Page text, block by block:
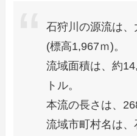
石狩川の源流は
(標高1,967ｍ)。
流域面積は、約
トル。
本流の長さは、
流域市町村名は、